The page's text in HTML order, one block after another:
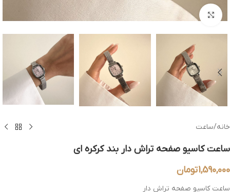
بزرگنمایی تصویر
خانه/ساعت
ساعت کاسیو صفحه تراش دار بند کرکره ای
1,590,000تومان
ساعت کاسیو صفحه تراش دار